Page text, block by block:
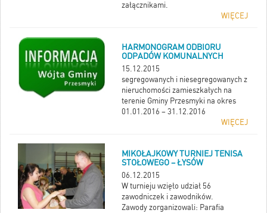
załącznikami.
WIĘCEJ
HARMONOGRAM ODBIORU
ODPADÓW KOMUNALNYCH
15.12.2015
segregowanych i niesegregowanych z
nieruchomości zamieszkałych na
terenie Gminy Przesmyki na okres
01.01.2016 – 31.12.2016
WIĘCEJ
MIKOŁAJKOWY TURNIEJ TENISA
STOŁOWEGO – ŁYSÓW
06.12.2015
W turnieju wzięło udział 56
zawodniczek i zawodników.
Zawody zorganizowali: Parafia